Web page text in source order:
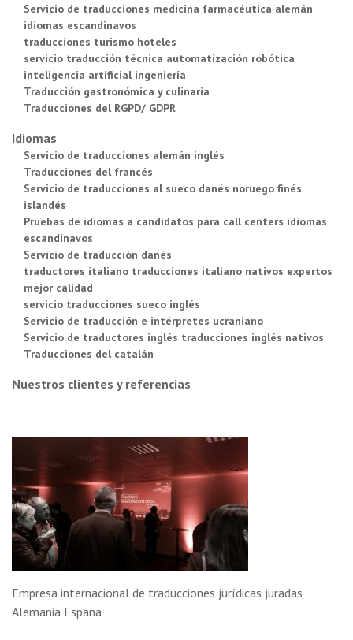
Servicio de traducciones medicina farmacéutica alemán
idiomas escandinavos
traducciones turismo hoteles
servicio traducción técnica automatización robótica
inteligencia artificial ingeniería
Traducción gastronómica y culinaria
Traducciones del RGPD/ GDPR
Idiomas
Servicio de traducciones alemán inglés
Traducciones del francés
Servicio de traducciones al sueco danés noruego finés
islandés
Pruebas de idiomas a candidatos para call centers idiomas
escandinavos
Servicio de traducción danés
traductores italiano traducciones italiano nativos expertos
mejor calidad
servicio traducciones sueco inglés
Servicio de traducción e intérpretes ucraniano
Servicio de traductores inglés traducciones inglés nativos
Traducciones del catalán
Nuestros clientes y referencias
Empresa internacional de traducciones jurídicas juradas
Alemania España